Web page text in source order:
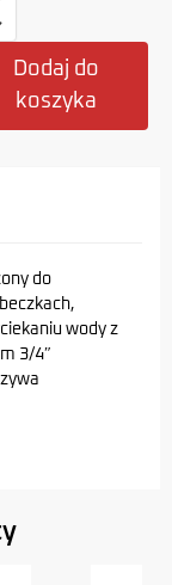
Dodaj do
koszyka
do
wody z
3/4″